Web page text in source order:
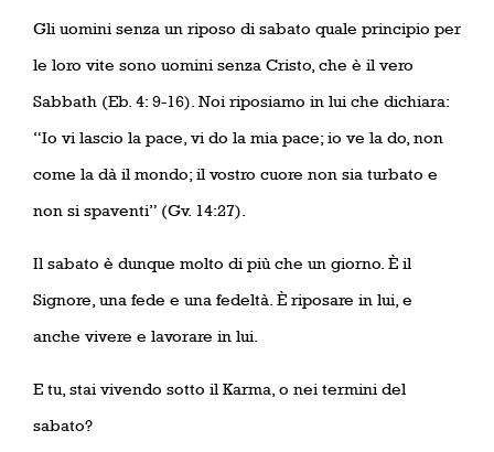
Gli uomini senza un riposo di sabato quale principio per
le loro vite sono uomini senza Cristo, che è il vero
Sabbath (Eb. 4: 9-16). Noi riposiamo in lui che dichiara:
“Io vi lascio la pace, vi do la mia pace; io ve la do, non
come la dà il mondo; il vostro cuore non sia turbato e
non si spaventi” (Gv. 14:27).
Il sabato è dunque molto di più che un giorno. È il
Signore, una fede e una fedeltà. È riposare in lui, e
anche vivere e lavorare in lui.
E tu, stai vivendo sotto il Karma, o nei termini del
sabato?